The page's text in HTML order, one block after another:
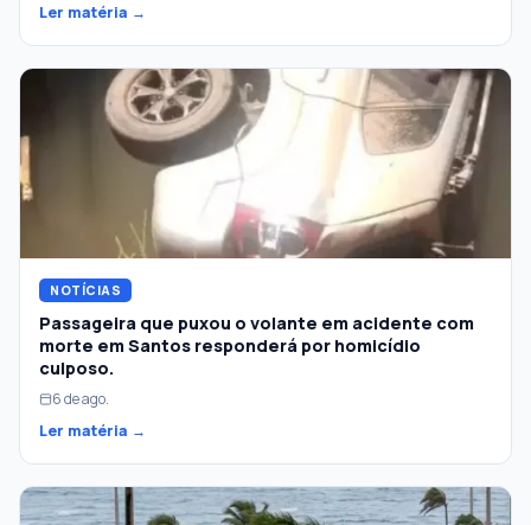
Ler matéria →
NOTÍCIAS
Passageira que puxou o volante em acidente com
morte em Santos responderá por homicídio
culposo.
6 de ago.
Ler matéria →